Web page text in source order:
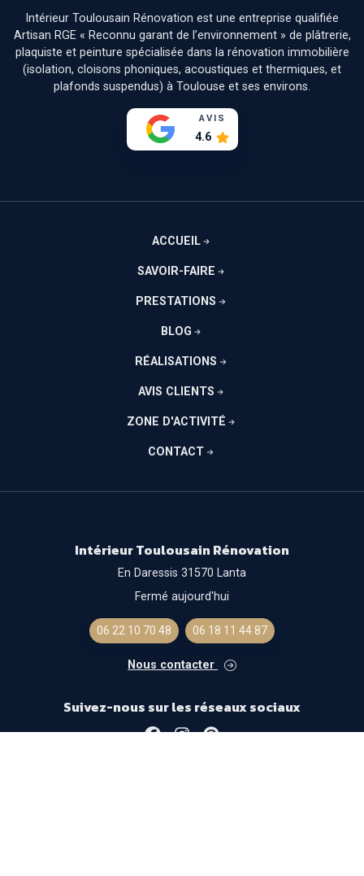
Intérieur Toulousain Rénovation est une entreprise qualifiée
Artisan RGE « Reconnu garant de l’environnement » de plâtrerie,
plaquiste et peinture spécialisée dans la rénovation immobilière
(isolation, cloisons phoniques, acoustiques et thermiques, et
plafonds suspendus) à Toulouse et ses environs.
AVIS
4.6
ACCUEIL
SAVOIR-FAIRE
PRESTATIONS
BLOG
RÉALISATIONS
AVIS CLIENTS
ZONE D'ACTIVITÉ
CONTACT
Intérieur Toulousain Rénovation
En Daressis 31570 Lanta
Fermé aujourd'hui
06 22 10 70 48 06 18 11 44 87
Nous contacter
Suivez-nous sur les réseaux sociaux
FacebookInstagramPinterest